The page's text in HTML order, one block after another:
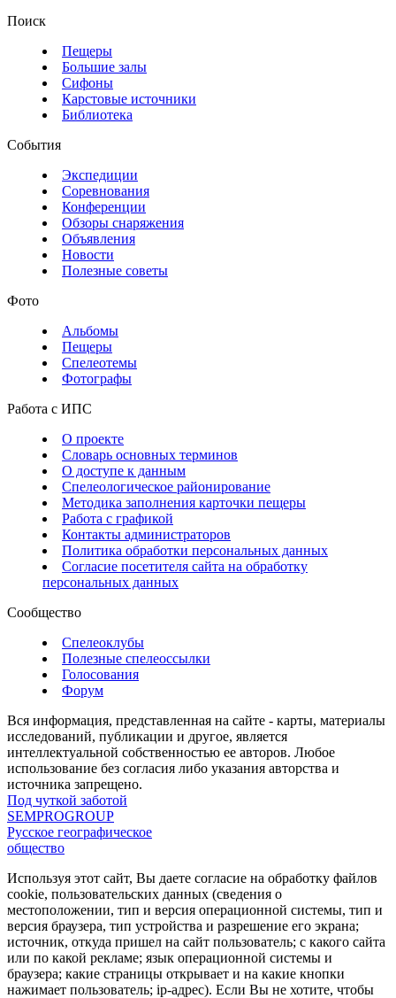
Поиск
Пещеры
Большие залы
Сифоны
Карстовые источники
Библиотека
События
Экспедиции
Соревнования
Конференции
Обзоры снаряжения
Объявления
Новости
Полезные советы
Фото
Альбомы
Пещеры
Спелеотемы
Фотографы
Работа с ИПС
О проекте
Словарь основных терминов
О доступе к данным
Спелеологическое районирование
Методика заполнения карточки пещеры
Работа с графикой
Контакты администраторов
Политика обработки персональных данных
Согласие посетителя сайта на обработку
персональных данных
Сообщество
Спелеоклубы
Полезные спелеоссылки
Голосования
Форум
Вся информация, представленная на сайте - карты, материалы
исследований, публикации и другое, является
интеллектуальной собственностью ее авторов. Любое
использование без согласия либо указания авторства и
источника запрещено.
Под чуткой заботой
SEMPROGROUP
Русское географическое
общество
Используя этот сайт, Вы даете согласие на обработку файлов
cookie, пользовательских данных (сведения о
местоположении, тип и версия операционной системы, тип и
версия браузера, тип устройства и разрешение его экрана;
источник, откуда пришел на сайт пользователь; с какого сайта
или по какой рекламе; язык операционной системы и
браузера; какие страницы открывает и на какие кнопки
нажимает пользователь; ip-адрес). Если Вы не хотите, чтобы